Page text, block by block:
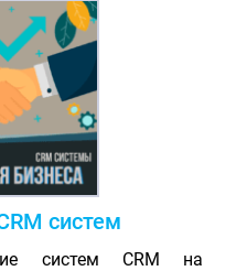
систем
систем CRM на